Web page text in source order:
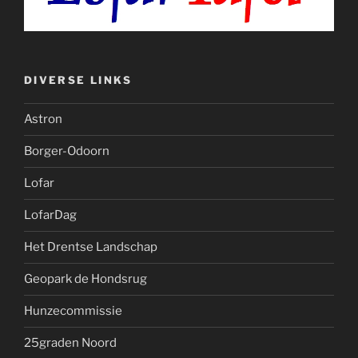
DIVERSE LINKS
Astron
Borger-Odoorn
Lofar
LofarDag
Het Drentse Landschap
Geopark de Hondsrug
Hunzecommissie
25graden Noord